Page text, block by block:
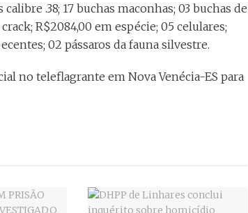
.38; 17 buchas maconhas; 03 buchas de
R$2084,00 em espécie; 05 celulares;
02 pássaros da fauna silvestre.
no teleflagrante em Nova Venécia-ES para